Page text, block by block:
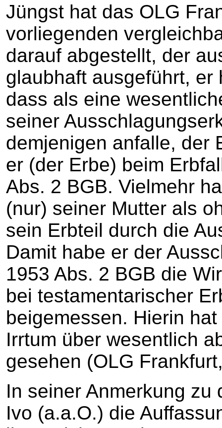
Jüngst hat das OLG
vorliegenden
darauf abgestellt, der
glaubhaft ausgeführt,
dass als eine
seiner
demjenigen anfalle, der
er (der Erbe) beim
Abs. 2 BGB. Vielmehr
(nur) seiner Mutter als
sein Erbteil durch die
Damit habe er der
1953 Abs. 2 BGB die
bei testamentarischer
beigemessen. Hierin
Irrtum über wesentlich
gesehen (OLG
In seiner Anmerkung
Ivo (a.a.O.) die